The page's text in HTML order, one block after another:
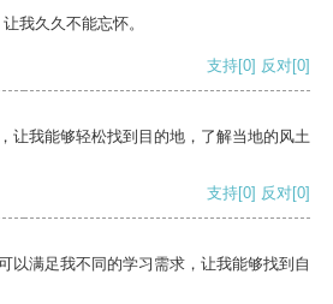
我久久不能忘怀。
支持[0] 反对[0]
让我能够轻松找到目的地，了解当地的风土
支持[0] 反对[0]
以满足我不同的学习需求，让我能够找到自